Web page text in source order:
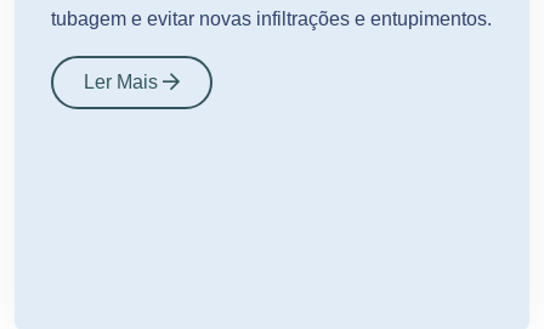
tubagem e evitar novas infiltrações e entupimentos.
Ler Mais